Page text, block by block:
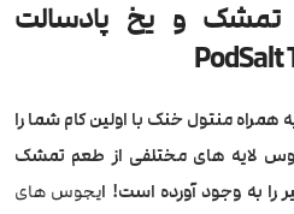
و یخ پادسالت
PodSalt
منتول خنک با اولین کام شما را
لایه های مختلفی از طعم تمشک
را به وجود آورده است! ایجوس های